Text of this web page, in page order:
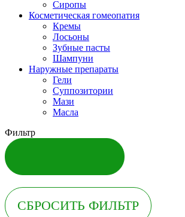
Сиропы
Косметическая гомеопатия
Кремы
Лосьоны
Зубные пасты
Шампуни
Наружные препараты
Гели
Суппозитории
Мази
Масла
Фильтр